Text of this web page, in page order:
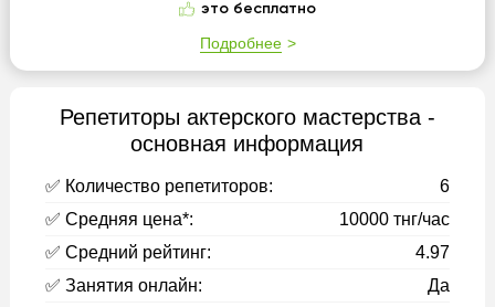
это бесплатно
Подробнее
Репетиторы актерского мастерства -
основная информация
✅ Количество репетиторов:
6
✅ Средняя цена*:
10000 тнг/час
✅ Средний рейтинг:
4.97
✅ Занятия онлайн:
Да